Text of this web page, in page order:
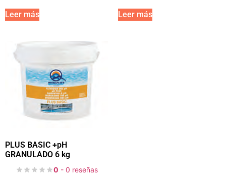
Leer más Leer más
PLUS BASIC +pH
GRANULADO 6 kg
0 - 0 reseñas